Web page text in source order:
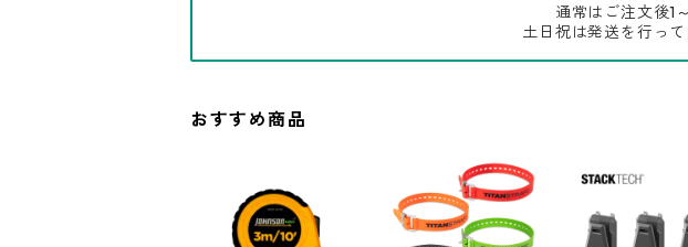
通常はご注文後1
土日祝は発送を行っ
おすすめ商品